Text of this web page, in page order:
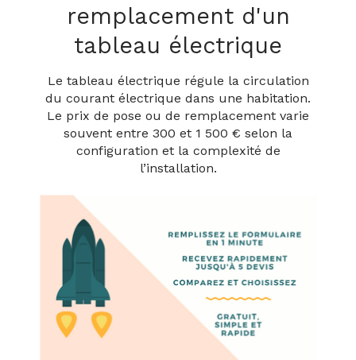
Eclairage
Alarmes et sécurité
remplacement d'un
tableau électrique
Le tableau électrique régule la circulation
du courant électrique dans une habitation.
Le prix de pose ou de remplacement varie
souvent entre 300 et 1 500 € selon la
configuration et la complexité de
l’installation.